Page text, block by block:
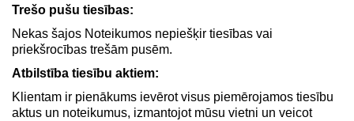
Trešo pušu tiesības:
Nekas šajos Noteikumos nepiešķir tiesības vai
priekšrocības trešām pusēm.
Atbilstība tiesību aktiem:
Klientam ir pienākums ievērot visus piemērojamos tiesību
aktus un noteikumus, izmantojot mūsu vietni un veicot